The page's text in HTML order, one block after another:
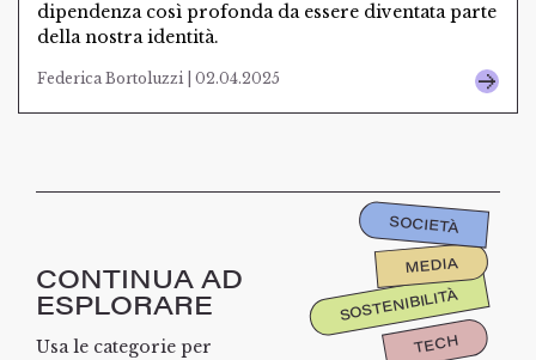
dipendenza così profonda da essere diventata parte
della nostra identità.
Federica Bortoluzzi | 02.04.2025
CONTINUA AD
ESPLORARE
Usa le categorie per
SOSTENIBILITÀ
TECH
MEDIA
SOCIETÀ